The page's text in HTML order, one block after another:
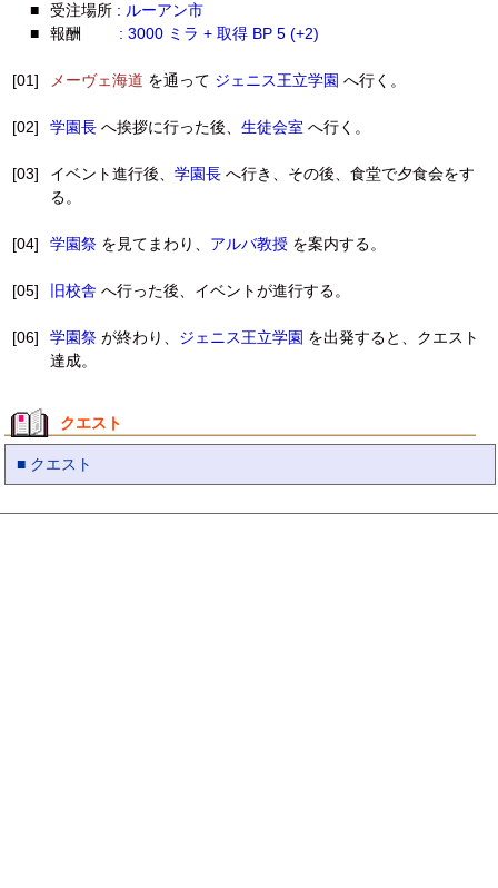
■
受注場所 : ルーアン市
■
報酬 : 3000 ミラ + 取得 BP 5 (+2)
[01] メーヴェ海道 を通って ジェニス王立学園 へ行く。
[02] 学園長へ挨拶に行った後、 生徒会室 へ行く。
[03] イベント進行後、 学園長へ行き、その後、食堂で夕食会をす
る。
[04] 学園祭を見てまわり、 アルバ教授を案内する。
[05] 旧校舎 へ行った後、イベントが進行する。
[06] 学園祭が終わり、 ジェニス王立学園 を出発すると、クエスト
達成。
クエスト
■ クエスト